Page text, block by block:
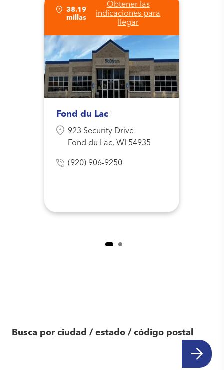
38.19
millas
Obtener las
indicaciones para
llegar
Fond du Lac
923 Security Drive
Fond du Lac, WI 54935
(920) 906-9250
Busca por ciudad / estado / código postal